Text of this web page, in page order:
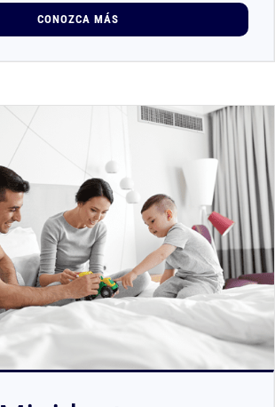
CONOZCA MÁS